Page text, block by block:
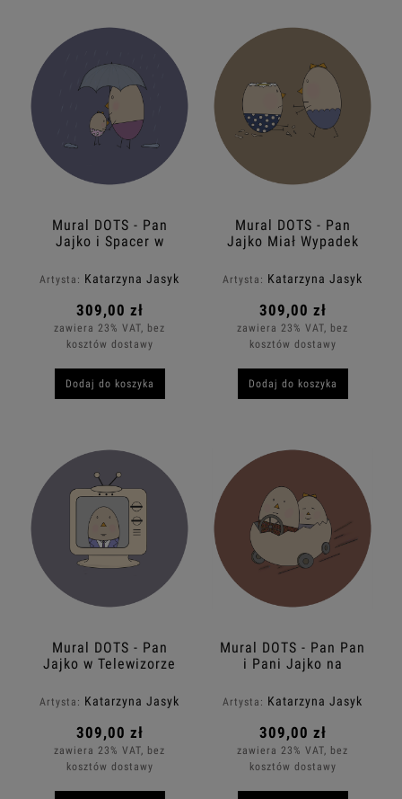
Mural DOTS - Pan
Jajko i Spacer w
Artysta: Katarzyna Jasyk
309,00 zł
zawiera 23% VAT, bez
kosztów dostawy
Dodaj do koszyka
Mural DOTS - Pan
Jajko Miał Wypadek
Artysta: Katarzyna Jasyk
309,00 zł
zawiera 23% VAT, bez
kosztów dostawy
Dodaj do koszyka
Mural DOTS - Pan
Jajko w Telewizorze
Artysta: Katarzyna Jasyk
309,00 zł
zawiera 23% VAT, bez
kosztów dostawy
Mural DOTS - Pan Pan
i Pani Jajko na
Artysta: Katarzyna Jasyk
309,00 zł
zawiera 23% VAT, bez
kosztów dostawy